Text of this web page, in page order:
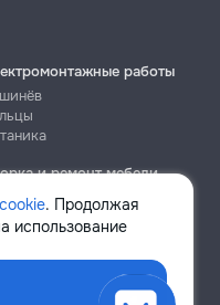
. Продолжая
использование
работы
и ремонт мебели